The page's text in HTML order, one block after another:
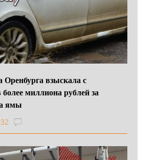
взыскала с
миллиона рублей за
ямы